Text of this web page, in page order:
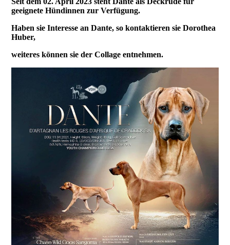
geeignete Hündinnen zur Verfügung.
Haben sie Interesse an Dante, so kontaktieren sie Dorothea
Huber,
weiteres können sie der Collage entnehmen.